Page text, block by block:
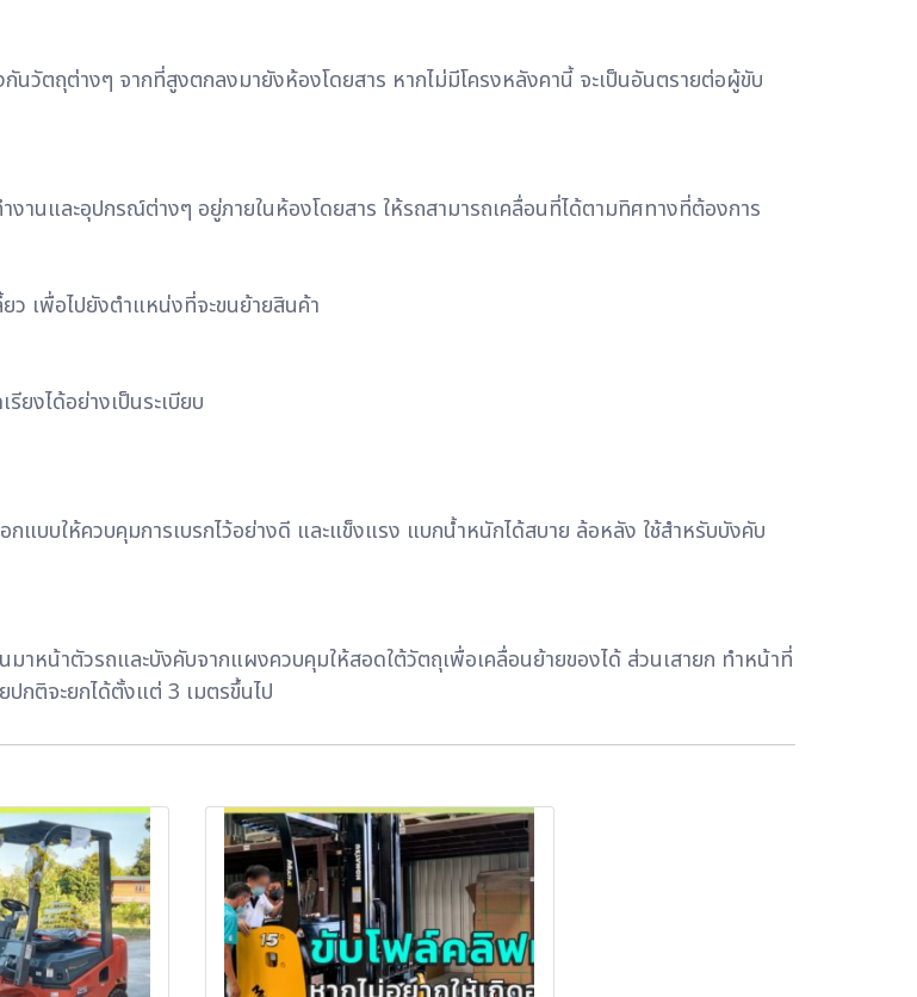
นวัตถุต่างๆ จากที่สูงตกลงมายังห้องโดยสาร หากไม่มีโครงหลังคานี้ จะเป็นอันตรายต่อผู้ขับ
านและอุปกรณ์ต่างๆ อยู่ภายในห้องโดยสาร ให้รถสามารถเคลื่อนที่ได้ตามทิศทางที่ต้องการ
ว เพื่อไปยังตำแหน่งที่จะขนย้ายสินค้า
ยงได้อย่างเป็นระเบียบ
แบบให้ควบคุมการเบรกไว้อย่างดี และแข็งแรง แบกน้ำหนักได้สบาย ล้อหลัง ใช้สำหรับบังคับ
าหน้าตัวรถและบังคับจากแผงควบคุมให้สอดใต้วัตถุเพื่อเคลื่อนย้ายของได้ ส่วนเสายก ทำหน้าที่
ปกติจะยกได้ตั้งแต่ 3 เมตรขึ้นไป